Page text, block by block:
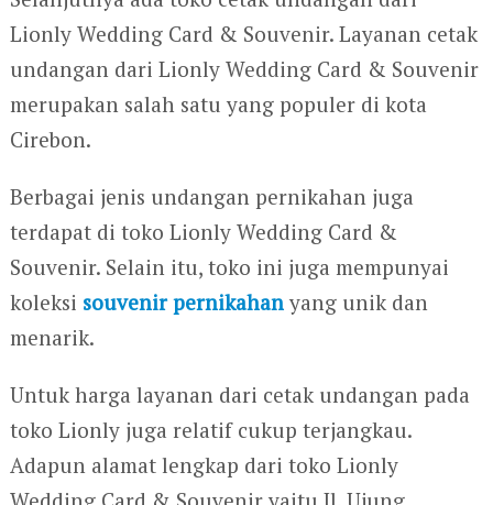
Lionly Wedding Card & Souvenir. Layanan cetak
undangan dari Lionly Wedding Card & Souvenir
merupakan salah satu yang populer di kota
Cirebon.
Berbagai jenis undangan pernikahan juga
terdapat di toko Lionly Wedding Card &
Souvenir. Selain itu, toko ini juga mempunyai
koleksi souvenir pernikahanyang unik dan
menarik.
Untuk harga layanan dari cetak undangan pada
toko Lionly juga relatif cukup terjangkau.
Adapun alamat lengkap dari toko Lionly